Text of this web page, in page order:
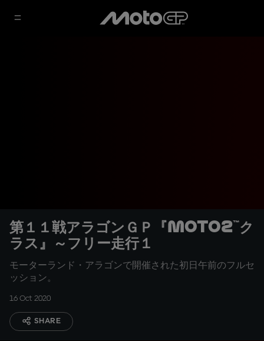
第１１戦アラゴンＧＰ『Moto2™ク
ラス』～フリー走行１
モーターランド・アラゴンで開催された初日午前のフルセ
ッション。
16 Oct 2020
SHARE